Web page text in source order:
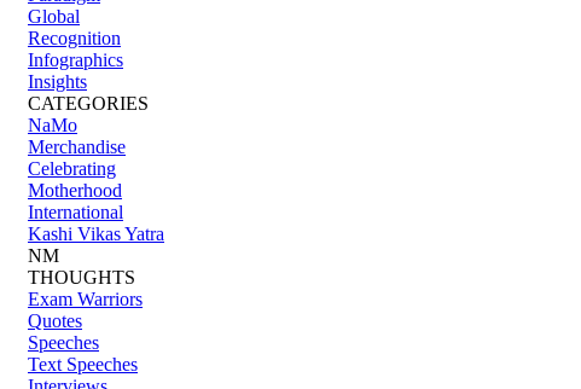
Global
Recognition
Infographics
Insights
CATEGORIES
NaMo
Merchandise
Celebrating
Motherhood
International
Kashi Vikas Yatra
NM
THOUGHTS
Exam Warriors
Quotes
Speeches
Text Speeches